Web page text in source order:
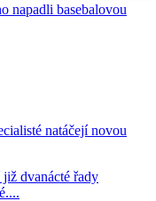
napadli basebalovou
natáčejí novou
dvanácté řady